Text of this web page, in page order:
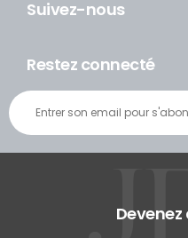
Suivez-nous
Restez connecté